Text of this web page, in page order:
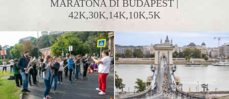
MARATONA DI BUDAPEST |
42K,30K,14K,10K,5K